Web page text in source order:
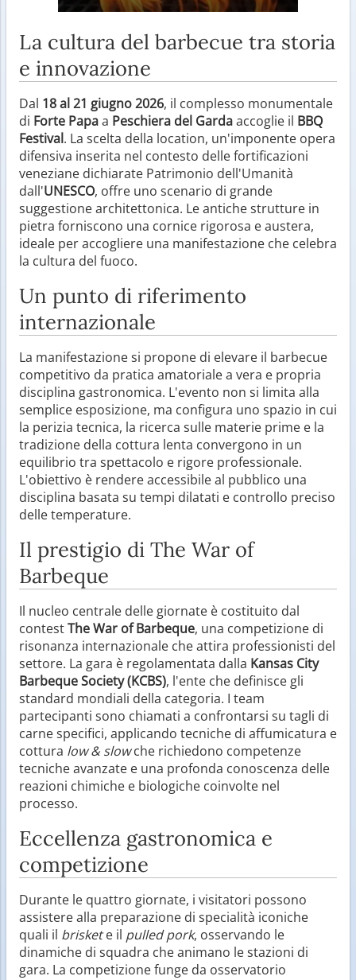
La cultura del barbecue tra storia
e innovazione
Dal 18 al 21 giugno 2026, il complesso monumentale
di Forte Papaa Peschiera del Gardaaccoglie il BBQ
Festival. La scelta della location, un'imponente opera
difensiva inserita nel contesto delle fortificazioni
veneziane dichiarate Patrimonio dell'Umanità
dall'UNESCO, offre uno scenario di grande
suggestione architettonica. Le antiche strutture in
pietra forniscono una cornice rigorosa e austera,
ideale per accogliere una manifestazione che celebra
la cultura del fuoco.
Un punto di riferimento
internazionale
La manifestazione si propone di elevare il barbecue
competitivo da pratica amatoriale a vera e propria
disciplina gastronomica. L'evento non si limita alla
semplice esposizione, ma configura uno spazio in cui
la perizia tecnica, la ricerca sulle materie prime e la
tradizione della cottura lenta convergono in un
equilibrio tra spettacolo e rigore professionale.
L'obiettivo è rendere accessibile al pubblico una
disciplina basata su tempi dilatati e controllo preciso
delle temperature.
Il prestigio di The War of
Barbeque
Il nucleo centrale delle giornate è costituito dal
contestThe War of Barbeque, una competizione di
risonanza internazionale che attira professionisti del
settore. La gara è regolamentata dalla Kansas City
Barbeque Society (KCBS), l'ente che definisce gli
standard mondiali della categoria. I team
partecipanti sono chiamati a confrontarsi su tagli di
carne specifici, applicando tecniche di affumicatura e
cottura low & slowche richiedono competenze
tecniche avanzate e una profonda conoscenza delle
reazioni chimiche e biologiche coinvolte nel
processo.
Eccellenza gastronomica e
competizione
Durante le quattro giornate, i visitatori possono
assistere alla preparazione di specialità iconiche
quali il briskete il pulled pork, osservando le
dinamiche di squadra che animano le stazioni di
gara. La competizione funge da osservatorio